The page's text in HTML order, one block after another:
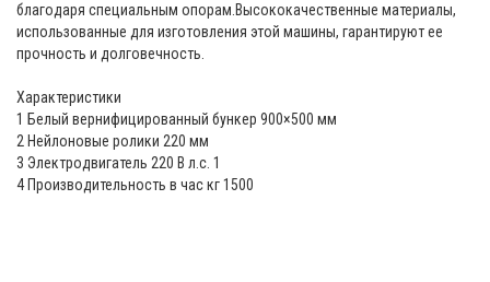
благодаря специальным опорам.Высококачественные материалы,
использованные для изготовления этой машины, гарантируют ее
прочность и долговечность.
Характеристики
1 Белый вернифицированный бункер 900×500 мм
2 Нейлоновые ролики 220 мм
3 Электродвигатель 220 В л.с. 1
4 Производительность в час кг 1500